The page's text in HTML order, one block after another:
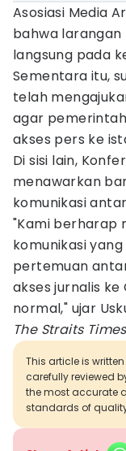
Asosiasi Media
bahwa
langsung pada
Sementara itu,
telah
agar
akses pers ke
Di sisi lain,
menawarkan
komunikasi
"Kami berharap
komunikasi
pertemuan
akses jurnalis ke
normal," ujar
The Straits
This article is
carefully reviewed
the most accurate
standards of